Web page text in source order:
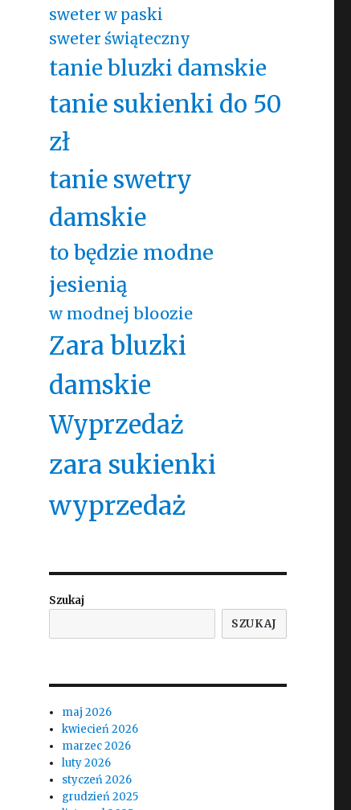
sweter w paski
sweter świąteczny
tanie bluzki damskie
tanie sukienki do 50
zł
tanie swetry
damskie
to będzie modne
jesienią
w modnej bloozie
Zara bluzki
damskie
Wyprzedaż
zara sukienki
wyprzedaż
Szukaj
SZUKAJ
maj 2026
kwiecień 2026
marzec 2026
luty 2026
styczeń 2026
grudzień 2025